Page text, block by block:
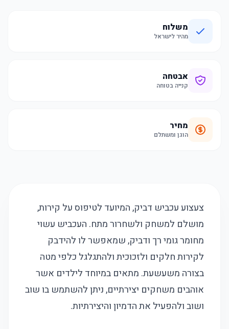
משלוח
מהיר לישראל
אבטחה
קנייה בטוחה
מחיר
הוגן ומשתלם
צעצוע עכביש דביק, המיועד לטיפוס על קירות,
מושלם למשחק ולשחרור מתח. העכביש עשוי
מחומר גומי רך ודביק, שמאפשר לו להידבק
לקירות חלקים ולזכוכית ולהתגלגל כלפי מטה
בצורה משעשעת. מתאים במיוחד לילדים אשר
אוהבים משחקים יצירתיים, ניתן להשתמש בו שוב
ושוב ולהפעיל את הדמיון והיצירתיות.